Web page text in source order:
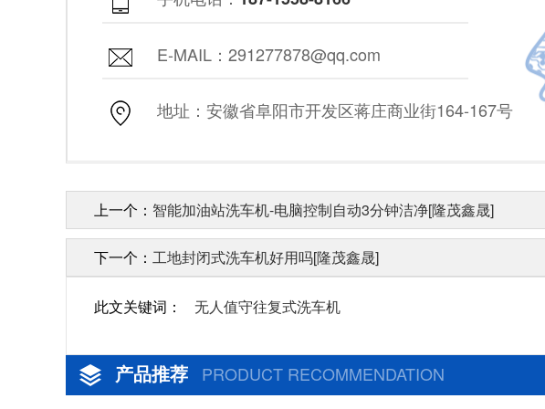
E-MAIL：291277878@qq.com
地址：安徽省阜阳市开发区蒋庄商业街164-167号
上一个： 智能加油站洗车机-电脑控制自动3分钟洁净[隆茂鑫晟]
下一个： 工地封闭式洗车机好用吗[隆茂鑫晟]
此文关键词： 无人值守往复式洗车机
产品推荐 PRODUCT RECOMMENDATION